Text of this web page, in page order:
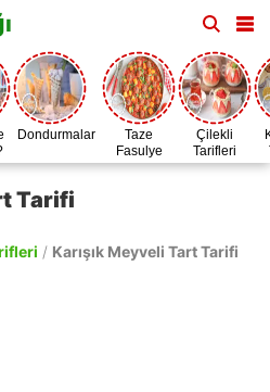
Dondurmalar
Taze
Fasulye
Zamanı
Çilekli
Tarifleri
Tarifi
/ Karışık Meyveli Tart Tarifi